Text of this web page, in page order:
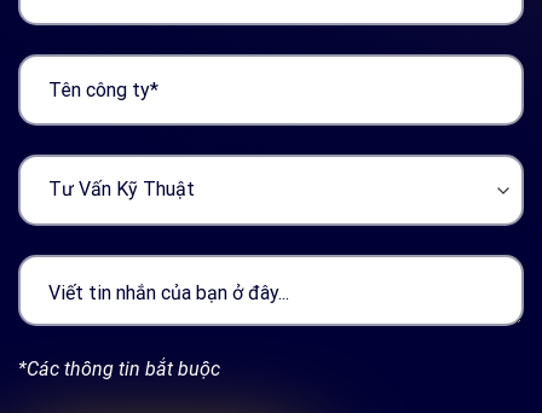
*Các thông tin bắt buộc